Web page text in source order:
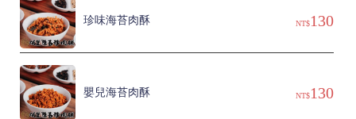
NT$130
珍味海苔肉酥
NT$130
嬰兒海苔肉酥